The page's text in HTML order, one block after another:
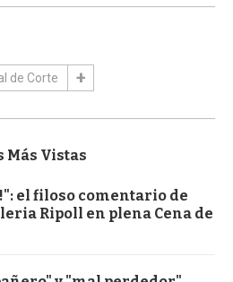
de Corte
Más Vistas
el filoso comentario de
Ripoll en plena Cena de